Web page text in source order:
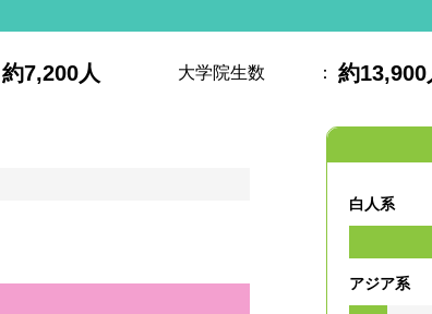
約7,200人 大学院生数 ： 約13,900
白人系
アジア系